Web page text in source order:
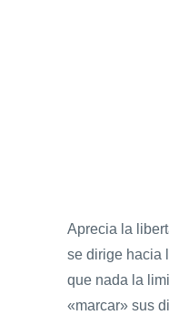
Aprecia la
se dirige hacia
que nada la
«marcar» sus